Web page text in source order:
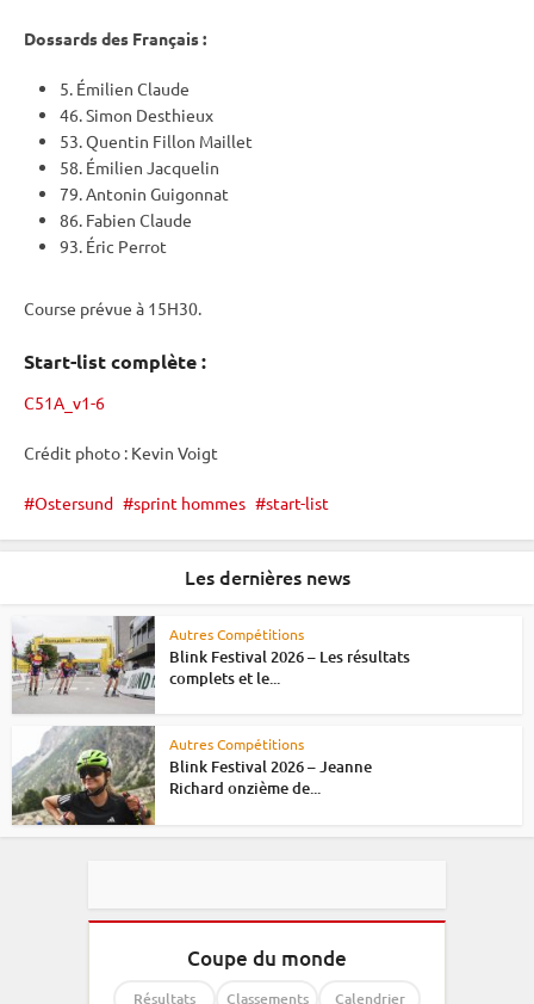
Dossards des Français :
5. Émilien Claude
46. Simon Desthieux
53. Quentin Fillon Maillet
58. Émilien Jacquelin
79. Antonin Guigonnat
86. Fabien Claude
93. Éric Perrot
Course prévue à 15H30.
Start-list complète :
C51A_v1-6
Crédit photo : Kevin Voigt
Ostersund sprint hommes start-list
Les dernières news
Autres Compétitions
Blink Festival 2026 – Les résultats
complets et le...
Autres Compétitions
Blink Festival 2026 – Jeanne
Richard onzième de...
Coupe du monde
Résultats Classements Calendrier